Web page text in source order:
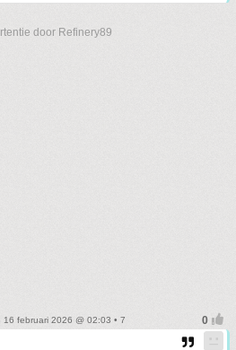
door Refinery89
16 februari 2026 @ 02:03 • 7